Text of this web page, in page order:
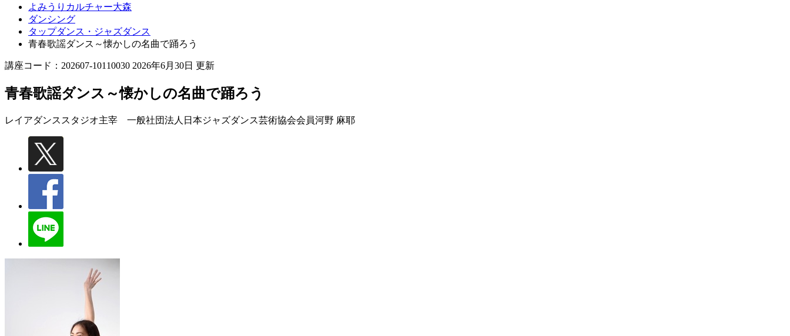
よみうりカルチャー大森
ダンシング
タップダンス・ジャズダンス
青春歌謡ダンス～懐かしの名曲で踊ろう
講座コード：202607-10110030 2026年6月30日 更新
青春歌謡ダンス～懐かしの名曲で踊ろう
レイアダンススタジオ主宰 一般社団法人日本ジャズダンス芸術協会会員河野 麻耶